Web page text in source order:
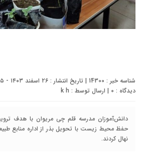
دیدگاه : 0 | ارسال توسط : k h
دانش‌آموزان مدرسه قلم چی مریوان با هدف
حفظ محیط زیست با تحویل بذر از اداره منابع
نهال کردند.